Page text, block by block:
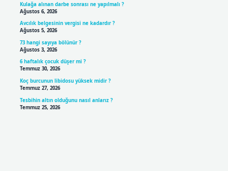
Kulağa alınan darbe sonrası ne yapılmalı ?
Ağustos 6, 2026
Avcılık belgesinin vergisi ne kadardır ?
Ağustos 5, 2026
73 hangi sayıya bölünür ?
Ağustos 3, 2026
6 haftalık çocuk düşer mi ?
Temmuz 30, 2026
Koç burcunun libidosu yüksek midir ?
Temmuz 27, 2026
Tesbihin altın olduğunu nasıl anlarız ?
Temmuz 25, 2026